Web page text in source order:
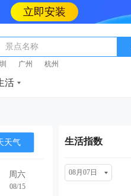
立即安装
景点名称
广州 杭州
活
天气
周六
08/15
周日
生活指数
08月07日